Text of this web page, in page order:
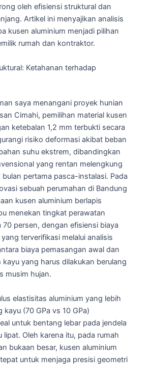
oleh efisiensi struktural dan
Artikel ini menyajikan analisis
kusen aluminium menjadi pilihan
rumah dan kontraktor.
Ketahanan terhadap
saya menangani proyek hunian
Cimahi, pemilihan material kusen
ketebalan 1,2 mm terbukti secara
risiko deformasi akibat beban
suhu ekstrem, dibandingkan
yang rentan melengkung
pertama pasca-instalasi. Pada
sebuah perumahan di Bandung
kusen aluminium berlapis
menekan tingkat perawatan
persen, dengan efisiensi biaya
terverifikasi melalui analisis
biaya pemasangan awal dan
kayu yang harus dilakukan berulang
musim hujan.
elastisitas aluminium yang lebih
(70 GPa vs 10 GPa)
untuk bentang lebar pada jendela
lipat. Oleh karena itu, pada rumah
bukaan besar, kusen aluminium
untuk menjaga presisi geometri